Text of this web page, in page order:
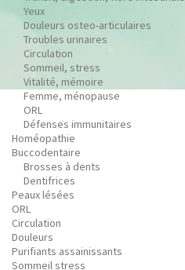
Yeux
Douleurs osteo-articulaires
Troubles urinaires
Circulation
Sommeil, stress
Vitalité, mémoire
Femme, ménopause
ORL
Défenses immunitaires
Homéopathie
Buccodentaire
Brosses à dents
Dentifrices
Peaux lésées
ORL
Circulation
Douleurs
Purifiants assainissants
Sommeil stress